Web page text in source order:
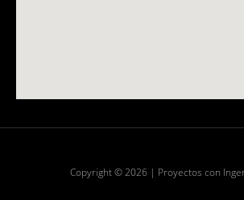
Copyright © 2026 | Proyectos con